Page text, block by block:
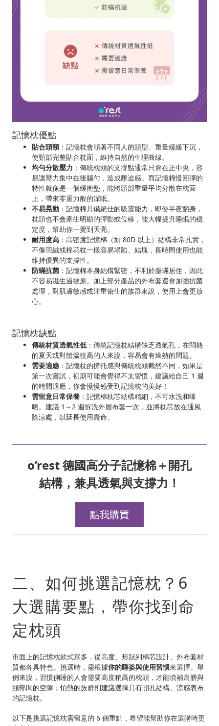
記憶枕優點
貼合頭頸 ：記憶枕會順著不同人的頭型、重量緩緩下沉，
使頸部完整貼合枕面，維持自然的生理曲線。
均勻分散壓力 ：傳統枕頭的支撐點通常只會在正中央，容
易讓壓力集中在後腦勺，造成壓迫感。而記憶棉慢回彈的
特性就像是一個緩衝墊，能將頭部重量平均分散在枕面
上，帶來零重力般的深眠。
不易晃動 ：記憶棉具備絕佳的吸震能力，即使半夜翻身，
枕頭也不會產生明顯的彈動或位移，能大幅提升睡眠的穩
定度，幫助你一覺到天亮。
耐用度高 ：高密度記憶棉（如 80D 以上）結構非常扎實，
不像羽絨或棉花枕一樣容易塌陷、結塊，長時間使用也能
維持優異的支撐性。
防蟎抗菌 ：記憶棉本身結構緊密，不利於塵蟎居住，因此
不容易滋生過敏原。加上部分產品的外布套還會加強抗菌
處理，對肌膚敏感或注重衛生的族群來說，使用上會更放
心。
記憶枕缺點
傳統材質透氣性低 ：傳統記憶枕結構缺乏透氣孔，在悶熱
的夏天或對體溫較高的人來說，容易會有燥熱的問題。
需要適應 ：記憶枕的撐托感與傳統枕頭截然不同，如果是
第一次嘗試，初期可能會覺得不太習慣，建議給自己 1 週
的時間適應，你會慢慢感受到記憶枕的美好！
需留意日常保養 ：記憶棉枕芯結構精細，不可水洗和曝
晒。建議 1～2 週拆洗外層布套一次，並將枕芯放在通風
陰涼處，以延長使用壽命。
o’rest 德國高分子記憶棉＋開孔
結構，兼具透氣與支撐力！
點我購買
二、如何挑選記憶枕？6
大選購要點，帶你找到命
定枕頭
市面上的記憶枕款式眾多，從高度、形狀到棉芯設計、外布套材
質都各具特色。挑選時，需根據你的睡姿與使用習慣來選擇。舉
例來說，習慣側睡的人會需要高度稍高的枕頭，才能填補肩膀與
頸部間的空隙；怕熱的族群則建議選擇具有開孔結構、涼感表布
的記憶枕。
以下是挑選記憶枕需留意的 6 個重點，希望能幫助你在選購時更